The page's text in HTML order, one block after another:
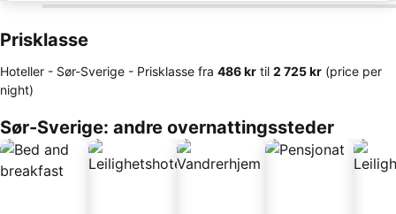
Prisklasse
Hoteller - Sør-Sverige - Prisklasse fra ‎486 kr til ‎2 725 kr (price per
night)
Sør-Sverige: andre overnattingssteder